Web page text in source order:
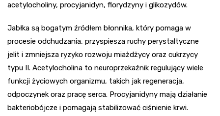
acetylocholiny, procyjanidyn, florydzyny i glikozydów.
Jabłka są bogatym źródłem błonnika, który pomaga w
procesie odchudzania, przyspiesza ruchy perystaltyczne
jelit i zmniejsza ryzyko rozwoju miażdżycy oraz cukrzycy
typu II. Acetylocholina to neuroprzekaźnik regulujący wiele
funkcji życiowych organizmu, takich jak regeneracja,
odpoczynek oraz pracę serca. Procyjanidyny mają działanie
bakteriobójcze i pomagają stabilizować ciśnienie krwi.